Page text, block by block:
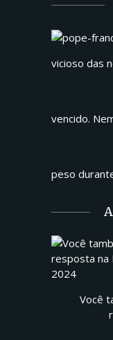
vicioso das
vencido.
peso
Você